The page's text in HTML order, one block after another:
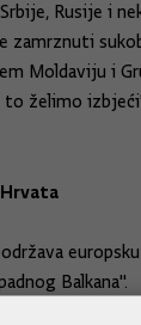
Rusije i
zamrznuti
Moldaviju i
želimo
Balkana".